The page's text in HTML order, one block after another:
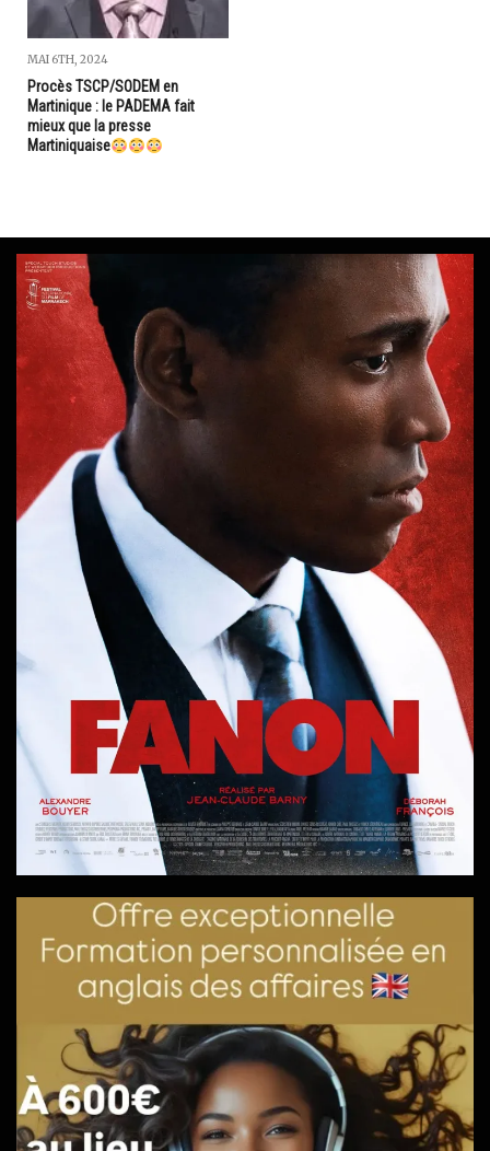
MAI 6TH, 2024
Procès TSCP/SODEM en
Martinique : le PADEMA fait
mieux que la presse
Martiniquaise